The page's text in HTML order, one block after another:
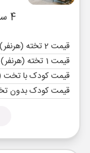
4 ستاره
قیمت 2 تخته (هرنفر)
قیمت 1 تخته (هرنفر)
قیمت کودک با تخت
قیمت کودک بدون